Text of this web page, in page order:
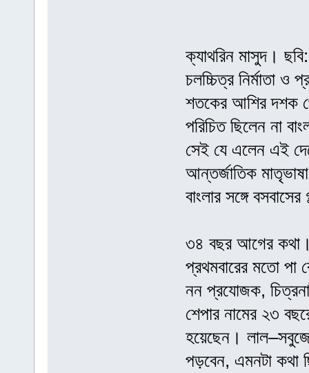
ক্যাথরিন মাসুদ।
চলচ্চিত্র নির্মাতা ও
শতকের আশির দশক
পরিচিত ছিলেন না
সেই যে এলেন এই
আন্তর্জাতিক
বাংলার সঙ্গে
৩৪ বছর আগের কথা।
প্রথমবারের মতো পা
নন প্রযোজক,
শেপার নামের ২৩
হয়েছেন।
পড়বেন, এমনটা কথা